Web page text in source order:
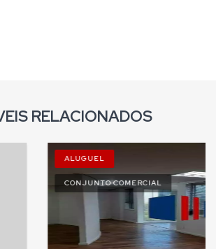
RELACIONADOS